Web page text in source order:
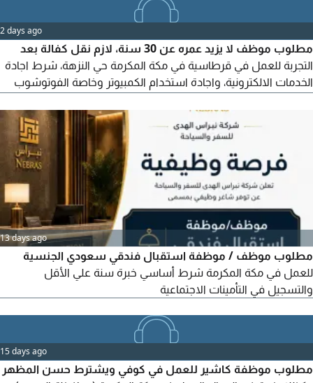
2 days ago
مطلوب موظف لا يزيد عمره عن 30 سنة، لازم نقل كفالة بعد
التجربة للعمل في قرطاسية في مكة المكرمة حي النزهة، شرط اجادة
الخدمات الالكترونية، واجادة استخدام الكمبيوتر وخاصة الفوتوشوب
مرفوض متوفر سكن ومواصلات راتب 2000 ريال، لن يتم الرد على
الأرقام الدولية مفيش تأشيرة، لا نقبل الزيارة ولا المهن الفردية
13 days ago
مطلوب موظف / موظفة استقبال فندقي سعودي الجنسية
للعمل في مكة المكرمة شرط أساسي خبرة سنة علي الأقل
والتسجيل في التأمينات الاجتماعية
15 days ago
مطلوب موظفة كاشير للعمل في كوفي ويشترط حسن المظهر